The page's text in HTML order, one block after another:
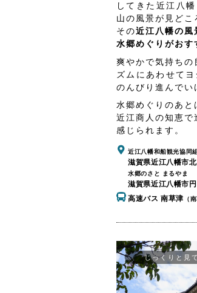
してきた近江八幡
山の風景が見どこ
その近江八幡の風
水郷めぐりがおす
爽やかで気持ちの
ズムにあわせてヨ
のんびり進んでい
水郷めぐりのあと
近江商人の知恵で
感じられます。
近江八幡和船観光協同
滋賀県近江八幡市
水郷のさと まるやま
滋賀県近江八幡市
高速バス 南草津 （
じっくりと見